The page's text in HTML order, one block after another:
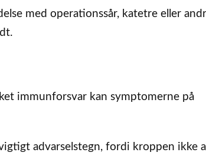
med operationssår, katetre eller
immunforsvar kan symptomerne på
advarselstegn, fordi kroppen ikke